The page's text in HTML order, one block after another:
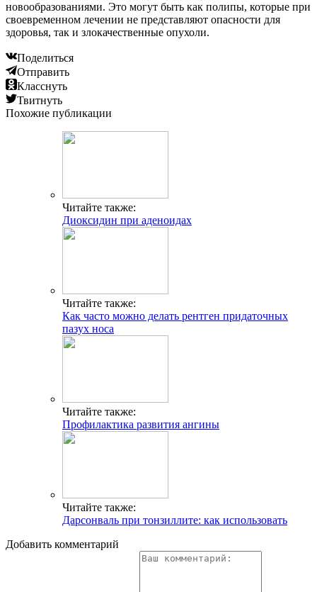
новообразованиями. Это могут быть как полипы, которые при
своевременном лечении не представляют опасности для
здоровья, так и злокачественные опухоли.
Поделиться
Отправить
Класснуть
Твитнуть
Похожие публикации
Читайте также:
Диоксидин при аденоидах
Читайте также:
Как часто можно делать рентген придаточных
пазух носа
Читайте также:
Профилактика развития ангины
Читайте также:
Дарсонваль при тонзиллите: как использовать
Добавить комментарий